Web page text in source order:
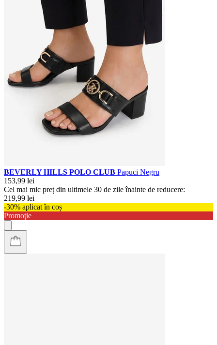
BEVERLY HILLS POLO CLUB Papuci Negru
153,99 lei
Cel mai mic preț din ultimele 30 de zile înainte de reducere:
219,99 lei
-30% aplicat în coș
Promoţie